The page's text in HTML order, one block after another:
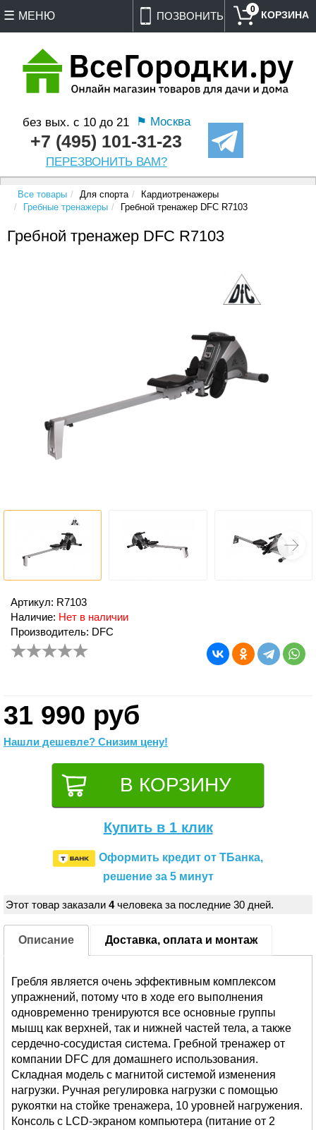
ПОЗВОНИТЬ
без вых. с 10 до 21 ⚑ Москва
+7 (495) 101-31-23
ПЕРЕЗВОНИТЬ ВАМ?
0
МЕНЮ
Все товары Для спорта
Кардиотренажеры
Гребные тренажеры
Гребной тренажер DFC R7103
Гребной тренажер DFC R7103
Артикул: R7103
Наличие: Нет в наличии
Производитель: DFC
31 990 руб
Нашли дешевле? Снизим цену!
Купить в 1 клик
Оформить кредит от ТБанка,
решение за 5 минут
Этот товар заказали 4человека за последние 30 дней.
Описание Доставка, оплата и монтаж
Гребля является очень эффективным комплексом
упражнений, потому что в ходе его выполнения
одновременно тренируются все основные группы
мышц как верхней, так и нижней частей тела, а также
сердечно-сосудистая система. Гребной тренажер от
компании DFC для домашнего использования.
Складная модель с магнитой системой изменения
нагрузки. Ручная регулировка нагрузки с помощью
рукоятки на стойке тренажера, 10 уровней нагружения.
Консоль с LCD-экраном компьютера (питание от 2